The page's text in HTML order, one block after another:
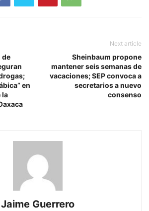
de
en
la
Next article
Sheinbaum propone
mantener seis semanas de
vacaciones; SEP convoca a
secretarios a nuevo
consenso
Jaime Guerrero